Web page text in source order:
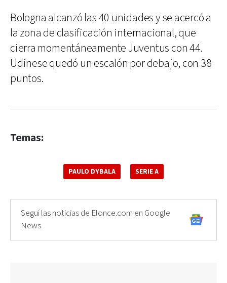
Bologna alcanzó las 40 unidades y se acercó a
la zona de clasificación internacional, que
cierra momentáneamente Juventus con 44.
Udinese quedó un escalón por debajo, con 38
puntos.
Temas:
PAULO DYBALA SERIE A
Seguí las noticias de Elonce.com en Google
News